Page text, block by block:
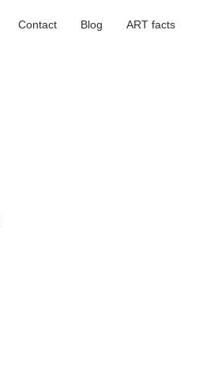
Contact Blog ART facts